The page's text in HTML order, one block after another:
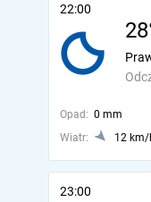
22:00
Opad: 0 mm
Wiatr:
12 km/
23:00